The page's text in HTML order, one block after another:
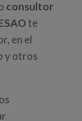
consultor
te
en el
y otros